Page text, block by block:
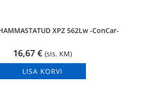
XPZ 562Lw -ConCar-
16,67 € (sis. KM)
LISA KORVI